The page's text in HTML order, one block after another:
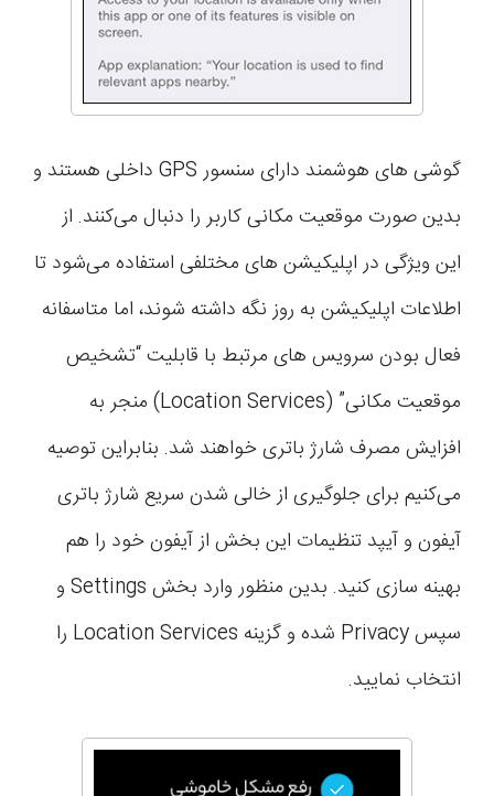
گوشی های هوشمند دارای سنسور GPS داخلی هستند و
بدین صورت موقعیت مکانی کاربر را دنبال می‌کنند. از
این ویژگی در اپلیکیشن های مختلفی استفاده می‌شود تا
اطلاعات اپلیکیشن به روز نگه داشته شوند، اما متاسفانه
فعال بودن سرویس های مرتبط با قابلیت “تشخیص
موقعیت مکانی” (Location Services) منجر به
افزایش مصرف شارژ باتری خواهند شد. بنابراین توصیه
می‌کنیم برای جلوگیری از خالی شدن سریع شارژ باتری
آیفون و آیپد تنظیمات این بخش از آیفون خود را هم
بهینه سازی کنید. بدین منظور وارد بخش Settings و
سپس Privacy شده و گزینه Location Services را
انتخاب نمایید.